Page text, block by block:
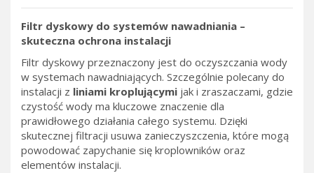
Filtr dyskowy do systemów nawadniania –
skuteczna ochrona instalacji
Filtr dyskowy przeznaczony jest do oczyszczania wody
w systemach nawadniających. Szczególnie polecany do
instalacji z liniami kroplującymi jak i zraszaczami, gdzie
czystość wody ma kluczowe znaczenie dla
prawidłowego działania całego systemu. Dzięki
skutecznej filtracji usuwa zanieczyszczenia, które mogą
powodować zapychanie się kroplowników oraz
elementów instalacji.